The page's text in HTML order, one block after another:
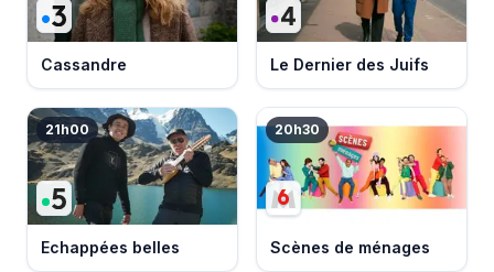
Cassandre Le Dernier des Juifs
21h00
Echappées belles
20h30
Scènes de ménages